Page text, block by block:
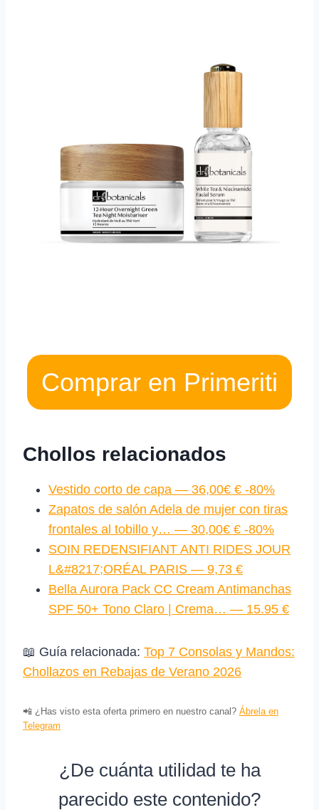
Comprar en Primeriti
Chollos relacionados
Vestido corto de capa — 36,00€ € -80%
Zapatos de salón Adela de mujer con tiras
frontales al tobillo y… — 30,00€ € -80%
SOIN REDENSIFIANT ANTI RIDES JOUR
L&#8217;ORÉAL PARIS — 9,73 €
Bella Aurora Pack CC Cream Antimanchas
SPF 50+ Tono Claro | Crema… — 15.95 €
📖 Guía relacionada: Top 7 Consolas y Mandos:
Chollazos en Rebajas de Verano 2026
📲 ¿Has visto esta oferta primero en nuestro canal? Ábrela en
Telegram
¿De cuánta utilidad te ha
parecido este contenido?